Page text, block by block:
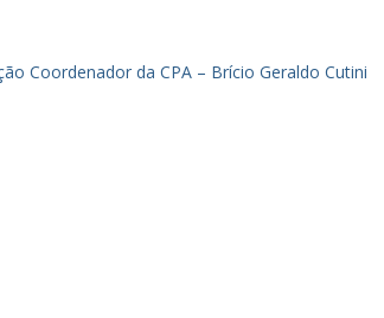
Coordenador da CPA – Brício Geraldo Cutini